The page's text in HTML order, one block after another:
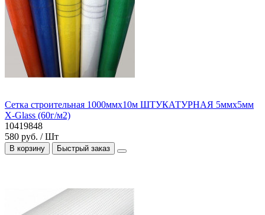
Сетка строительная 1000ммх10м ШТУКАТУРНАЯ 5ммх5мм
X-Glass (60г/м2)
10419848
580 руб. / Шт
В корзину Быстрый заказ